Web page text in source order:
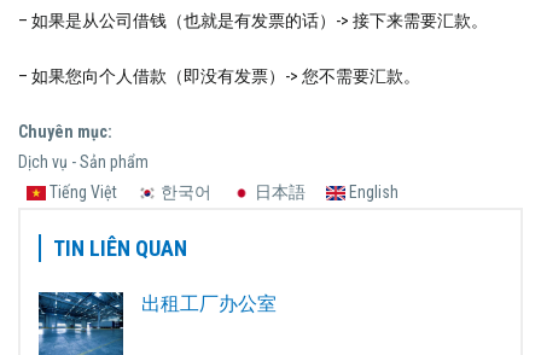
– 如果是从公司借钱（也就是有发票的话）-> 接下来需要汇款。
– 如果您向个人借款（即没有发票）-> 您不需要汇款。
Chuyên mục:
Dịch vụ - Sản phẩm
Tiếng Việt
한국어 日本語 English
TIN LIÊN QUAN
出租工厂办公室